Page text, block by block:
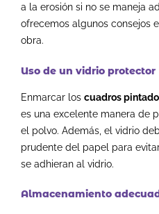
a la erosión si no se maneja
ofrecemos algunos consejos
obra.
Uso de un vidrio protector
Enmarcar los cuadros
es una excelente manera de
el polvo. Además, el vidrio
prudente del papel para
se adhieran al vidrio.
Almacenamiento